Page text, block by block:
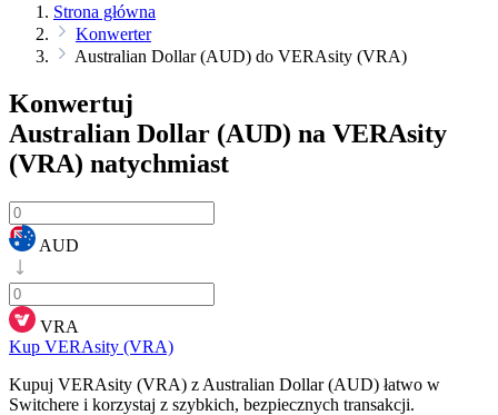
Strona główna
Konwerter
Australian Dollar (AUD) do VERAsity (VRA)
Konwertuj
Australian Dollar (AUD) na VERAsity
(VRA) natychmiast
AUD
VRA
Kup VERAsity (VRA)
Kupuj VERAsity (VRA) z Australian Dollar (AUD) łatwo w
Switchere i korzystaj z szybkich, bezpiecznych transakcji.